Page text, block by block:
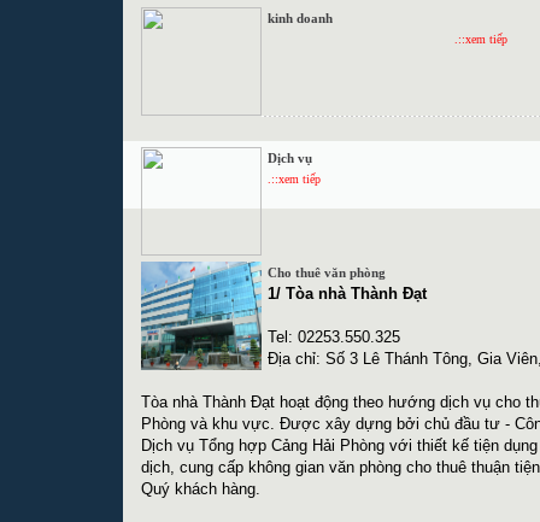
kinh doanh
.::xem tiếp
Dịch vụ
.::xem tiếp
Cho thuê văn phòng
1/ Tòa nhà Thành Đạt
Tel: 02253.550.325
Địa chỉ: Số 3 Lê Thánh Tông, Gia
Tòa nhà Thành Đạt hoạt động theo hướng dịch vụ cho
Phòng và khu vực. Được xây dựng bởi chủ đầu tư -
Dịch vụ Tổng hợp Cảng Hải Phòng với thiết kế tiện
dịch, cung cấp không gian văn phòng cho thuê thuận
Quý khách hàng.